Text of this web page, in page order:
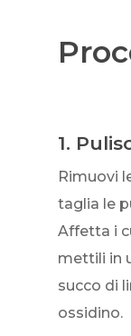
1.
Rimuovi
taglia le
Affetta i
mettili in
succo di
ossidino.